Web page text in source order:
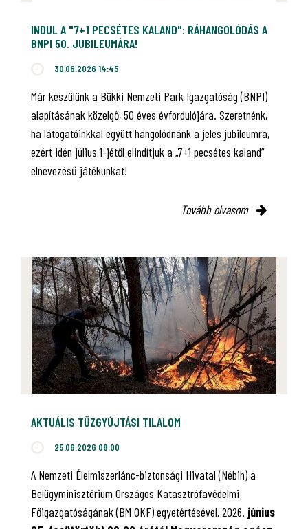
INDUL A "7+1 PECSÉTES KALAND": RÁHANGOLÓDÁS A
BNPI 50. JUBILEUMÁRA!
30.06.2026 14:45
Már készülünk a Bükki Nemzeti Park Igazgatóság (BNPI)
alapításának közelgő, 50 éves évfordulójára. Szeretnénk,
ha látogatóinkkal együtt hangolódnánk a jeles jubileumra,
ezért idén július 1-jétől elindítjuk a „7+1 pecsétes kaland”
elnevezésű játékunkat!
Tovább olvasom
AKTUÁLIS TŰZGYÚJTÁSI TILALOM
25.06.2026 08:00
A Nemzeti Élelmiszerlánc-biztonsági Hivatal (Nébih) a
Belügyminisztérium Országos Katasztrófavédelmi
Főigazgatóságának (BM OKF) egyetértésével, 2026. június